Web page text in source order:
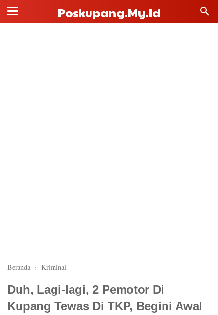
Poskupang.my.id
Beranda › Kriminal
Duh, Lagi-lagi, 2 Pemotor Di
Kupang Tewas Di TKP, Begini Awal